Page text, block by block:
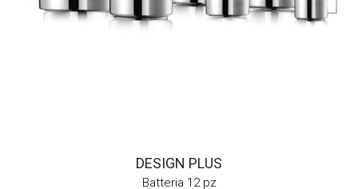
DESIGN PLUS
Batteria 12 pz